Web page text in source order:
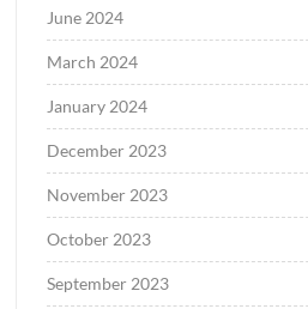
June 2024
March 2024
January 2024
December 2023
November 2023
October 2023
September 2023